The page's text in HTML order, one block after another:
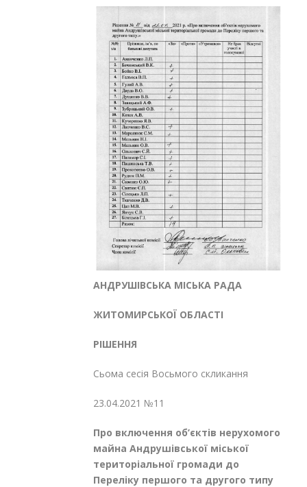
АНДРУШІВСЬКА МІСЬКА РАДА
ЖИТОМИРСЬКОЇ ОБЛАСТІ
РІШЕННЯ
Сьома сесія Восьмого скликання
23.04.2021 №11
Про включення об’єктів нерухомого
майна Андрушівської міської
територіальної громади до
Переліку першого та другого типу